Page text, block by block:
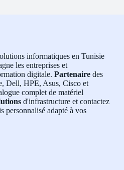
informatiques en Tunisie
les entreprises et
digitale. Partenaire des
Dell, HPE, Asus, Cisco et
complet de matériel
d'infrastructure et contactez
personnalisé adapté à vos